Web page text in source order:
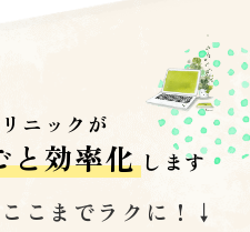
ニックが
と効率化 します
こまでラクに！↓